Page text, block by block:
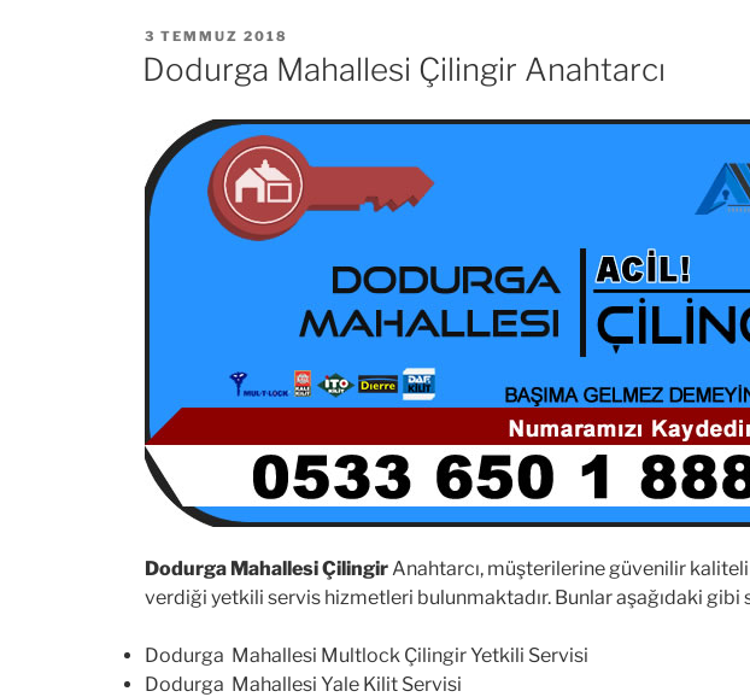
YAYIM
TARIHI
3 TEMMUZ 2018
Dodurga Mahallesi Çilingir Anahtarcı
Dodurga Mahallesi Çilingir Anahtarcı, müşterilerine güvenilir
verdiği yetkili servis hizmetleri bulunmaktadır. Bunlar aşağıdaki gibi
Dodurga Mahallesi Multlock Çilingir Yetkili Servisi
Dodurga Mahallesi Yale Kilit Servisi